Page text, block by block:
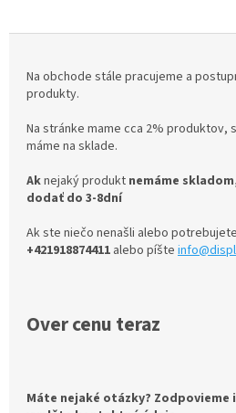
Na obchode stále pracujeme a
produkty.
Na stránke mame cca 2% produktov,
máme na sklade.
Aknejaký produkt nemáme
dodať do 3-8dní
Ak ste niečo nenašli alebo
+421918874411 alebo píšte
Over cenu teraz
Máte nejaké otázky? Zodpovieme